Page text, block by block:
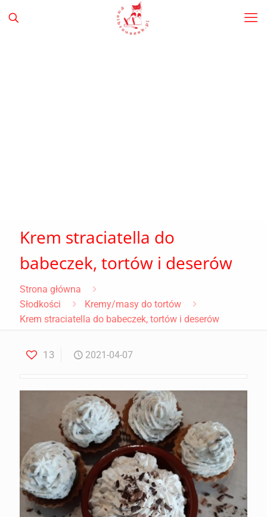
Krem straciatella do
babeczek, tortów i deserów
Strona główna
Słodkości
Kremy/masy do tortów
Krem straciatella do babeczek, tortów i deserów
13 2021-04-07